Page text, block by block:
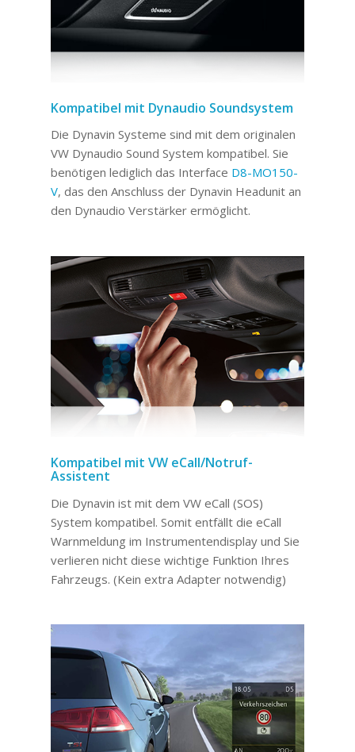
Kompatibel mit Dynaudio Soundsystem
Die Dynavin Systeme sind mit dem originalen
VW Dynaudio Sound System kompatibel. Sie
benötigen lediglich das Interface D8-MO150-
V, das den Anschluss der Dynavin Headunit an
den Dynaudio Verstärker ermöglicht.
Kompatibel mit VW eCall/Notruf-
Assistent
Die Dynavin ist mit dem VW eCall (SOS)
System kompatibel. Somit entfällt die eCall
Warnmeldung im Instrumentendisplay und Sie
verlieren nicht diese wichtige Funktion Ihres
Fahrzeugs. (Kein extra Adapter notwendig)